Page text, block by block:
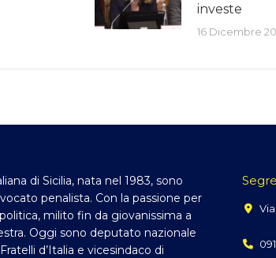
investe
16 Dicembre
di Sicilia, nata nel 1983, sono
penalista. Con la passione per
milito fin da giovanissima a
Oggi sono deputato nazionale
d’Italia e vicesindaco di